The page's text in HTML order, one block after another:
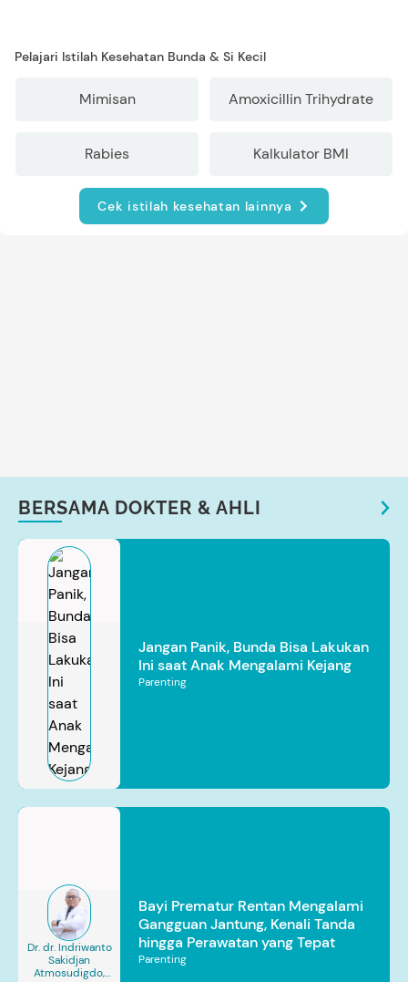
Pelajari Istilah Kesehatan Bunda & Si Kecil
Mimisan Amoxicillin Trihydrate
Rabies Kalkulator BMI
Cek istilah kesehatan lainnya
BERSAMA DOKTER & AHLI
Jangan Panik, Bunda Bisa Lakukan
Ini saat Anak Mengalami Kejang
Parenting
Dr. dr. Indriwanto
Sakidjan
Atmosudigdo,
Bayi Prematur Rentan Mengalami
Gangguan Jantung, Kenali Tanda
hingga Perawatan yang Tepat
Parenting